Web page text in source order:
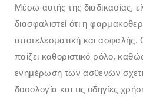
Μέσω αυτής της διαδικασίας,
διασφαλιστεί ότι η
αποτελεσματική και
παίζει καθοριστικό ρόλο,
ενημέρωση των ασθενών
δοσολογία και τις οδηγίες